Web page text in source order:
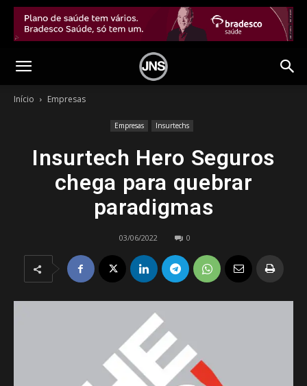
Início Empresas
Empresas Insurtechs
Insurtech Hero Seguros
chega para quebrar
paradigmas
03/06/2022 0